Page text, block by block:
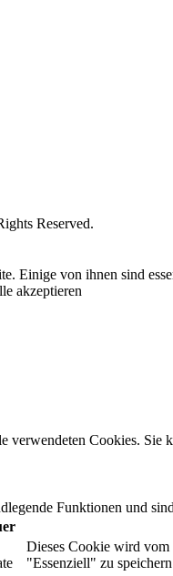
Reserved.
Einige von ihnen sind
akzeptieren
verwendeten Cookies. Sie
Funktionen und
Dieses Cookie wird vom
"Essenziell" zu